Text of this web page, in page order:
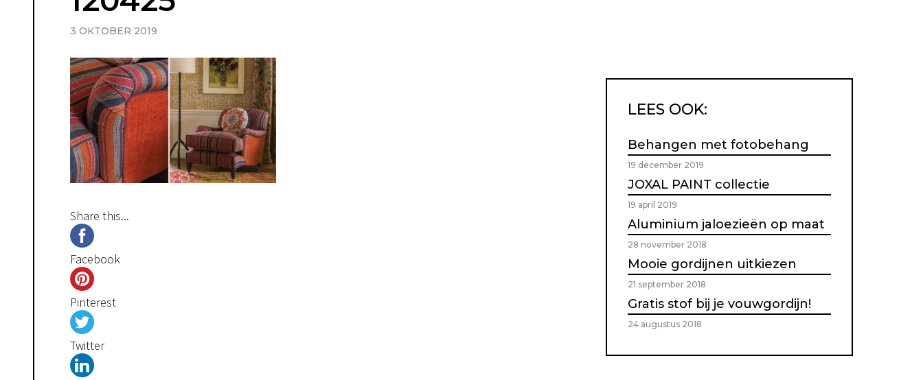
3 OKTOBER 2019
Share this...
Facebook
Pinterest
Twitter
LEES OOK:
Behangen met fotobehang
19 december 2019
JOXAL PAINT collectie
19 april 2019
Aluminium jaloezieën op maat
28 november 2018
Mooie gordijnen uitkiezen
21 september 2018
Gratis stof bij je vouwgordijn!
24 augustus 2018